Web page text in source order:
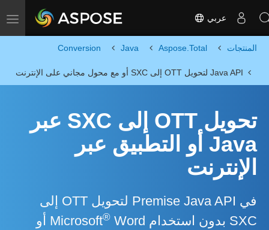
Toggle navigation عربي
المنتجات Aspose.Total
Java
Conversion
Java API لتحويل OTT إلى SXC أو مع محول مجاني على الإنترنت
تحويل OTT إلى SXC عبر
Java أو التطبيق عبر
الإنترنت
في Premise Java API لتحويل OTT إلى
SXC بدون استخدام Microsoft
®
Word أو